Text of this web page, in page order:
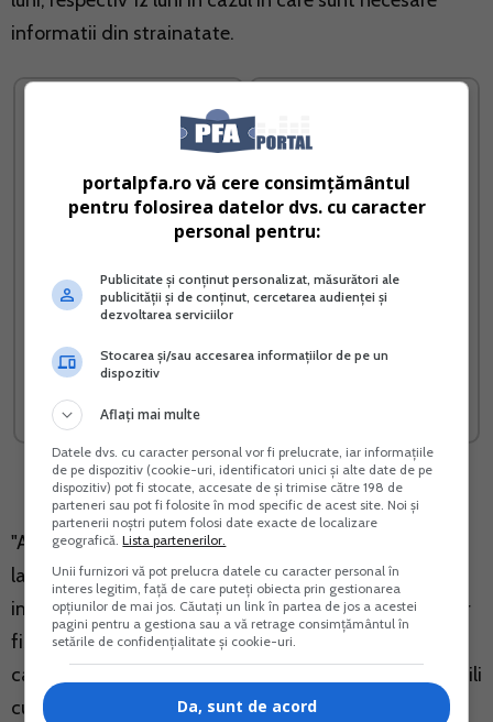
informatii din strainatate.
Contabilitatea in partida
Vreau acest produs →
sociale
"Acum a venit momentul, dupa doi ani de pregatiri
laborioase, sa apasam si mai tare pedala luptei
impotriva evaziunii, inclusiv pe segmentul persoanelor
fizice. Fie ele personalitati ale vietii publice, manelisti,
camatari etc, cu totii fiind pentru noi doar contribuabili
cu obligatii declarative. Cu totii vor trebui, mai
portalpfa.ro vă cere consimțământul
pentru folosirea datelor dvs. cu caracter
personal pentru:
Publicitate și conținut personalizat, măsurători ale
publicității și de conținut, cercetarea audienței și
dezvoltarea serviciilor
Stocarea și/sau accesarea informațiilor de pe un
dispozitiv
Aflați mai multe
Datele dvs. cu caracter personal vor fi prelucrate, iar informațiile
de pe dispozitiv (cookie-uri, identificatori unici și alte date de pe
dispozitiv) pot fi stocate, accesate de și trimise către 198 de
parteneri sau pot fi folosite în mod specific de acest site. Noi și
partenerii noștri putem folosi date exacte de localizare
geografică.Lista partenerilor.
Unii furnizori vă pot prelucra datele cu caracter personal în
interes legitim, față de care puteți obiecta prin gestionarea
opțiunilor de mai jos. Căutați un link în partea de jos a acestei
pagini pentru a gestiona sau a vă retrage consimțământul în
setările de confidențialitate și cookie-uri.
Da, sunt de acord